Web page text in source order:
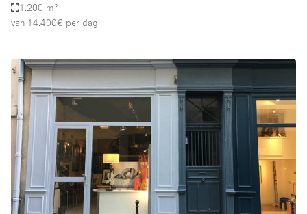
1.200 m²
van 14.400€ per dag